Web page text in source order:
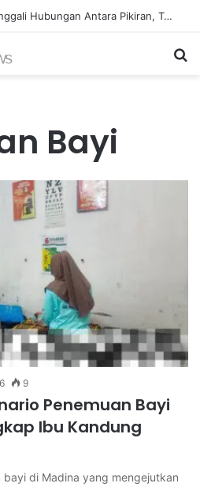
Kesehatan Mental: Menggali Hubungan Antara Pikiran, Tubuh, dan Emosi secara Mendalam
Bayi
9
Penemuan Bayi
Ibu Kandung
bayi di Madina yang mengejutkan